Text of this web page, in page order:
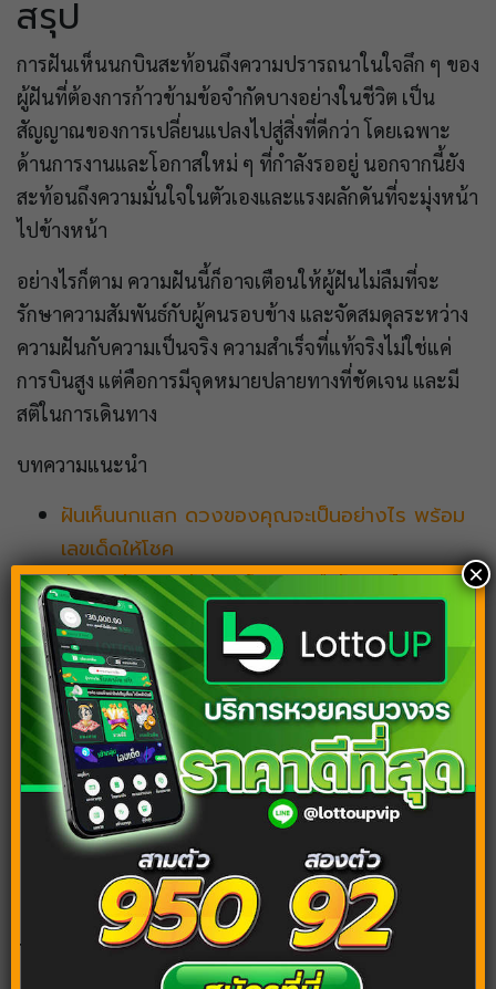
สรุป
การฝันเห็นนกบินสะท้อนถึงความปรารถนาในใจลึก ๆ ของ
ผู้ฝันที่ต้องการก้าวข้ามข้อจำกัดบางอย่างในชีวิต เป็น
สัญญาณของการเปลี่ยนแปลงไปสู่สิ่งที่ดีกว่า โดยเฉพาะ
ด้านการงานและโอกาสใหม่ ๆ ที่กำลังรออยู่ นอกจากนี้ยัง
สะท้อนถึงความมั่นใจในตัวเองและแรงผลักดันที่จะมุ่งหน้า
ไปข้างหน้า
อย่างไรก็ตาม ความฝันนี้ก็อาจเตือนให้ผู้ฝันไม่ลืมที่จะ
รักษาความสัมพันธ์กับผู้คนรอบข้าง และจัดสมดุลระหว่าง
ความฝันกับความเป็นจริง ความสำเร็จที่แท้จริงไม่ใช่แค่
การบินสูง แต่คือการมีจุดหมายปลายทางที่ชัดเจน และมี
สติในการเดินทาง
บทความแนะนำ
ฝันเห็นนกแสก ดวงของคุณจะเป็นอย่างไร พร้อม
เลขเด็ดให้โชค
ตัวเงินตัวทองเข้าบ้าน โชคลาภกำลังมาเยือน
พร้อมเลขเด็ดแม่นๆ
ฝันเห็นบ้านร้าง บ้านผีสิง หมายถึงอะไร เปิดตำรา
แจกเลขเด่นฟรี
ฝันเห็นด้วง มีความหมายอย่างไร พร้อมแนวทาง
พารวย
ฝันว่าสอบ แนวทางเลขเด็ด พร้อมเช็กดวงรอบด้าน
ผ่านคำทำนายฝัน
Tags: ฝันเห็นนกบิน ฝันเห็นฝูง
×